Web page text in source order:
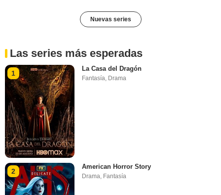
Nuevas series
Las series más esperadas
1
La Casa del Dragón
Fantasía, Drama
2
American Horror Story
Drama, Fantasía